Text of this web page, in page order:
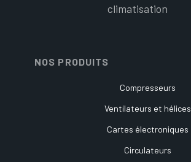
climatisation
NOS PRODUITS
Compresseurs
Ventilateurs et hélices
Cartes électroniques
Circulateurs